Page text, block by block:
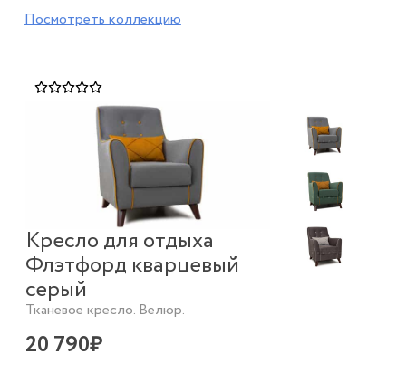
Посмотреть коллекцию
Кресло для отдыха
Флэтфорд кварцевый
серый
Тканевое кресло. Велюр.
20 790₽